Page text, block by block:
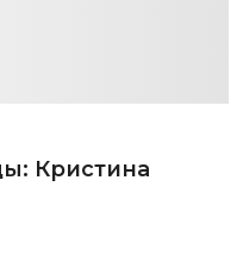
Кристина